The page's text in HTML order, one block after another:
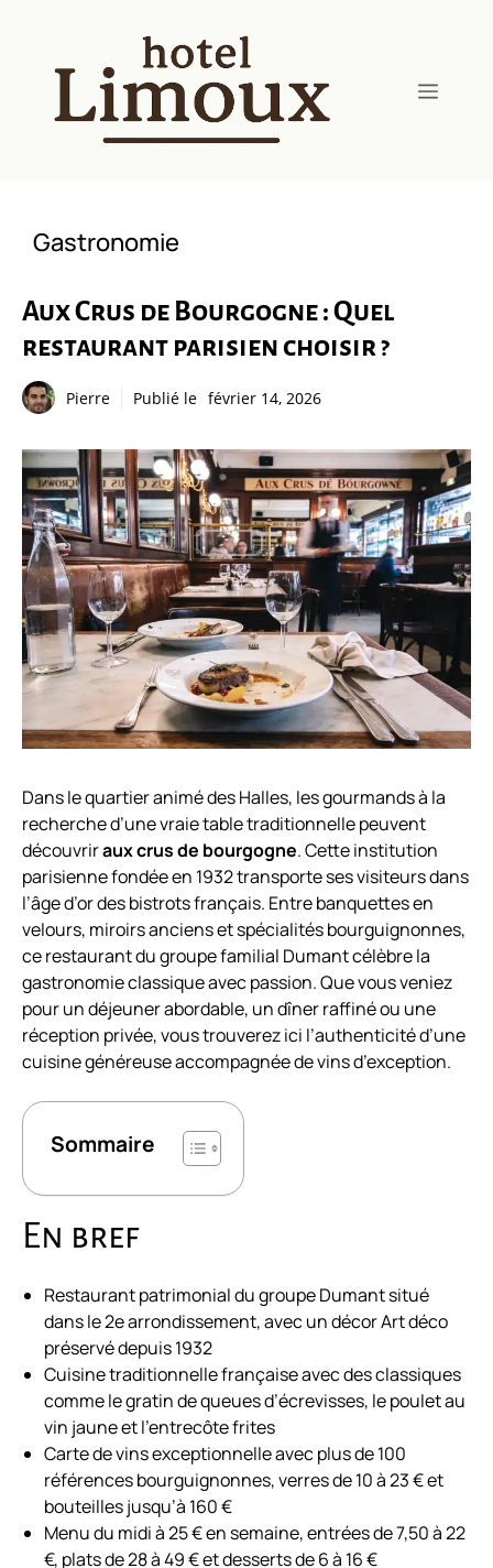
contenu
Menu
Gastronomie
Aux Crus de Bourgogne : Quel
restaurant parisien choisir ?
Pierre Publié le février 14, 2026
Dans le quartier animé des Halles, les gourmands à la
recherche d’une vraie table traditionnelle peuvent
découvriraux crus de bourgogne. Cette institution
parisienne fondée en 1932 transporte ses visiteurs dans
l’âge d’or des bistrots français. Entre banquettes en
velours, miroirs anciens et spécialités bourguignonnes,
ce restaurant du groupe familial Dumant célèbre la
gastronomie classique avec passion. Que vous veniez
pour un déjeuner abordable, un dîner raffiné ou une
réception privée, vous trouverez ici l’authenticité d’une
cuisine généreuse accompagnée de vins d’exception.
Sommaire
En bref
Restaurant patrimonial du groupe Dumant situé
dans le 2e arrondissement, avec un décor Art déco
préservé depuis 1932
Cuisine traditionnelle française avec des classiques
comme le gratin de queues d’écrevisses, le poulet au
vin jaune et l’entrecôte frites
Carte de vins exceptionnelle avec plus de 100
références bourguignonnes, verres de 10 à 23 € et
bouteilles jusqu’à 160 €
Menu du midi à 25 € en semaine, entrées de 7,50 à 22
€, plats de 28 à 49 € et desserts de 6 à 16 €